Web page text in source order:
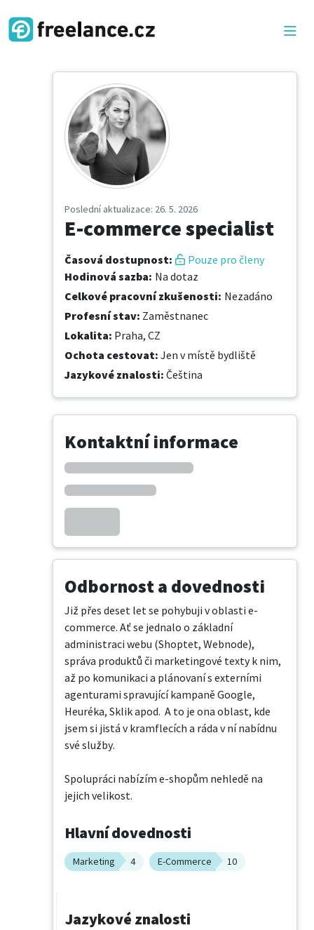
Poslední aktualizace: 26. 5. 2026
E-commerce specialist
Časová dostupnost:
Pouze pro členy
Hodinová sazba: Na dotaz
Celkové pracovní zkušenosti: Nezadáno
Profesní stav: Zaměstnanec
Lokalita: Praha, CZ
Ochota cestovat: Jen v místě bydliště
Jazykové znalosti: Čeština
Kontaktní informace
Odbornost a dovednosti
Již přes deset let se pohybuji v oblasti e-
commerce. Ať se jednalo o základní
administraci webu (Shoptet, Webnode),
správa produktů či marketingové texty k nim,
až po komunikaci a plánovaní s externími
agenturami spravující kampaně Google,
Heuréka, Sklik apod.  A to je ona oblast, kde
jsem si jistá v kramflecích a ráda v ní nabídnu
své služby.
Spolupráci nabízím e-shopům nehledě na
jejich velikost.
Hlavní dovednosti
Marketing 4 E-Commerce 10
Jazykové znalosti